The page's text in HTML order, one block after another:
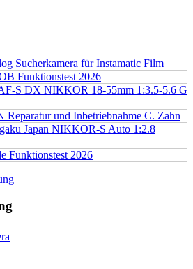
Sucherkamera für Instamatic Film
Funktionstest 2026
S DX NIKKOR 18-55mm 1:3.5-5.6 G
und Inbetriebnahme C. Zahn
Japan NIKKOR-S Auto 1:2.8
Funktionstest 2026